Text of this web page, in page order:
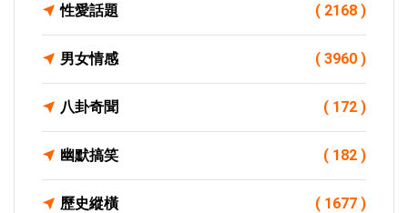
性愛話題 ( 2168 )
男女情感 ( 3960 )
八卦奇聞 ( 172 )
幽默搞笑 ( 182 )
歷史縱橫 ( 1677 )